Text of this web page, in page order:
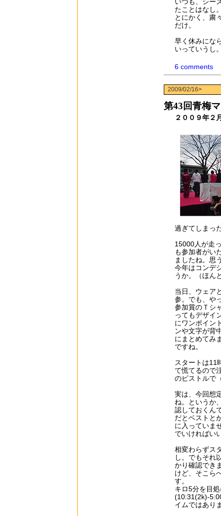
たことはなし
とにかく、粛
だけ。
早く休みにな
いっていうし
6 comments
2009/02/16>
第43回青梅
２００９年
過ぎてしまっ
15000人が走
も参加者がい
ましたね。思
今年はコンデ
うか。（ほん
当日、ウェア
参。でも、や
参加賞のＴシ
ってもデザイ
にワンポイン
ンや文字が背
にまとめてみ
ですね。
スタートは11
て慌てるので
のピストルで
実は、今回想
ね。というか
認しておくん
だとベストと
に入っていま
でいければい
相変わらずス
し。でもそれ
かり確認でき
けど、そこら
す。
キロ5分を目
(10:31(2k)-
イムではあり